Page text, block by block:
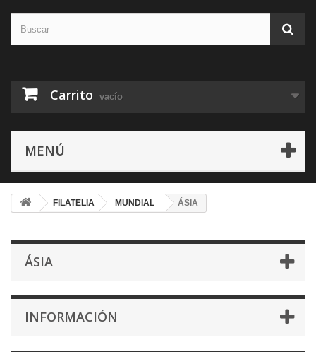
Carrito vacío
MENÚ
FILATELIA MUNDIAL ÁSIA
ÁSIA
INFORMACIÓN